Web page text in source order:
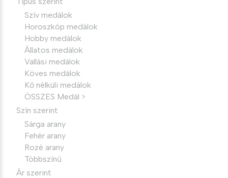
Szív medálok
Horoszkóp medálok
Hobby medálok
Állatos medálok
Vallási medálok
Köves medálok
Kő nélküli medálok
ÖSSZES Medál >
Szín szerint
Sárga arany
Fehér arany
Rozé arany
Többszínű
Ár szerint